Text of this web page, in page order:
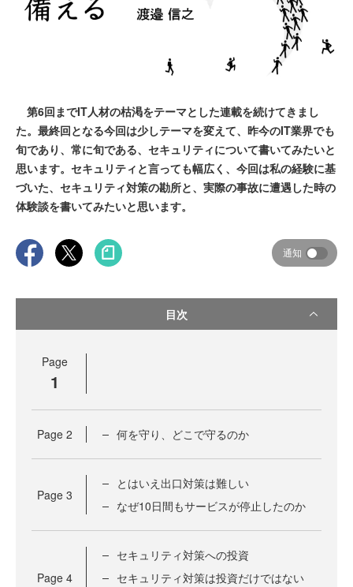
第6回までIT人材の枯渇をテーマとした連載を続けてきまし
た。最終回となる今回は少しテーマを変えて、昨今のIT業界でも
旬であり、常に旬である、セキュリティについて書いてみたいと
思います。セキュリティと言っても幅広く、今回は私の経験に基
づいた、セキュリティ対策の勘所と、実際の事故に遭遇した時の
体験談を書いてみたいと思います。
通知
目次
Page
1
Page 2 何を守り、どこで守るのか
Page 3
とはいえ出口対策は難しい
なぜ10日間もサービスが停止したのか
Page 4
セキュリティ対策への投資
セキュリティ対策は投資だけではない